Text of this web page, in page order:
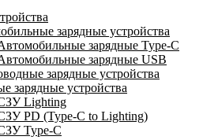
зарядные устройства
зарядные Type-C
зарядные USB
зарядные устройства
зарядные устройства
Lighting
PD (Type-C to Lighting)
Type-C